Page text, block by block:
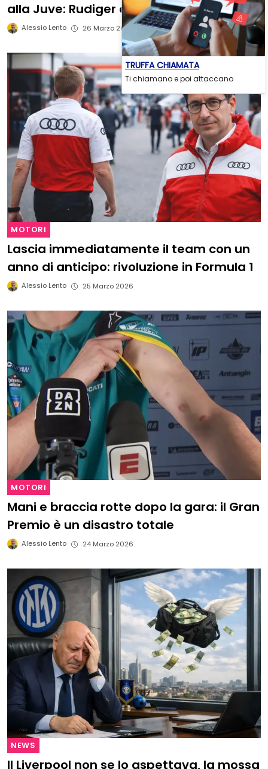
alla Juve: Rudiger e altri QUATTRO
Alessio Lento 26 Marzo 2026
MOTORI
Lascia immediatamente il team con un
anno di anticipo: rivoluzione in Formula 1
Alessio Lento 25 Marzo 2026
MOTORI
Mani e braccia rotte dopo la gara: il Gran
Premio è un disastro totale
Alessio Lento 24 Marzo 2026
NEWS
Il Liverpool non se lo aspettava, la mossa
TRUFFA CHIAMATA
Ti chiamano e poi attaccano